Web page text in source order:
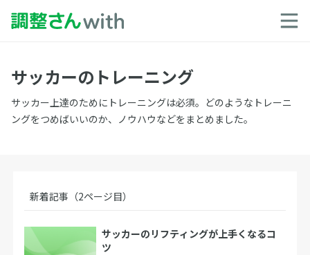
サッカーのトレーニング
サッカー上達のためにトレーニングは必須。どのようなトレーニ
ングをつめばいいのか、ノウハウなどをまとめました。
新着記事（2ページ目）
サッカーのリフティングが上手くなるコ
ツ